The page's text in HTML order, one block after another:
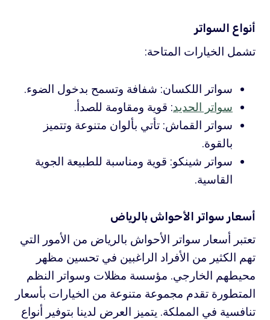
أنواع السواتر
تشمل الخيارات المتاحة:
سواتر اللكسان: شفافة وتسمح بدخول الضوء.
سواتر الحديد: قوية ومقاومة للصدأ.
سواتر القماش: تأتي بألوان متنوعة وتتميز
بالقوة.
سواتر شينكو: قوية ومناسبة للطبيعة الجوية
القاسية.
أسعار سواتر الأحواش بالرياض
تعتبر أسعار سواتر الأحواش بالرياض من الأمور التي
تهم الكثير من الأفراد الراغبين في تحسين مظهر
محيطهم الخارجي. مؤسسة مظلات وسواتر النظم
المتطورة تقدم مجموعة متنوعة من الخيارات بأسعار
تنافسية في المملكة. يتميز العرض لدينا بتوفير أنواع